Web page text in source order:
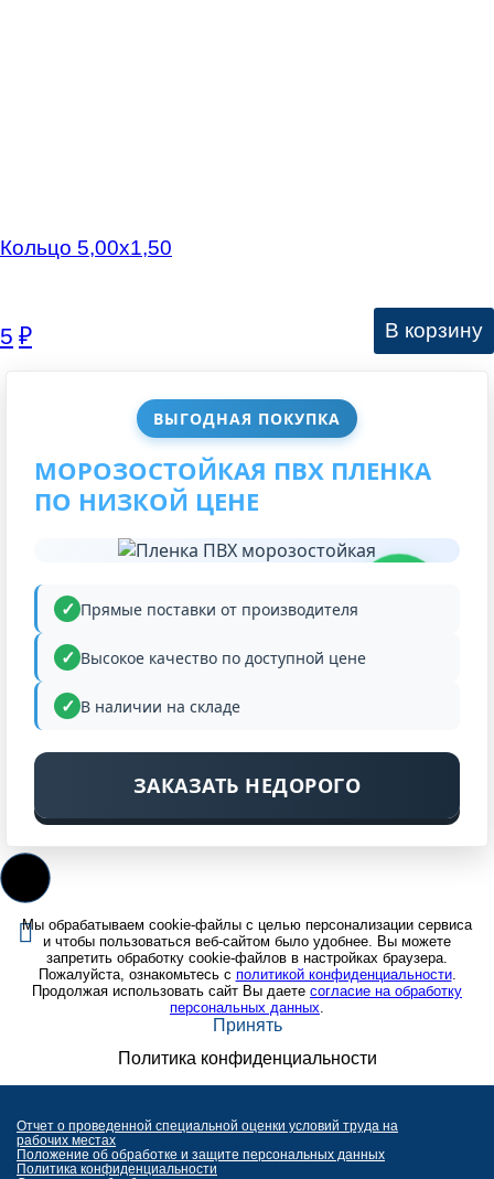
ВЫГОДНАЯ ПОКУПКА
МОРОЗОСТОЙКАЯ ПВХ ПЛЕНКА
ПО НИЗКОЙ ЦЕНЕ
Прямые поставки от производителя
Высокое качество по доступной цене
В наличии на складе
ЗАКАЗАТЬ НЕДОРОГО
Кольцо 5,00х1,50
5 ₽ В корзину
Мы обрабатываем cookie-файлы с целью персонализации сервиса
и чтобы пользоваться веб-сайтом было удобнее. Вы можете
запретить обработку cookie-файлов в настройках браузера.
Пожалуйста, ознакомьтесь с политикой конфиденциальности.
Продолжая использовать сайт Вы даете согласие на обработку
персональных данных.
Принять
Политика конфиденциальности
Отчет о проведенной специальной оценки условий труда на
рабочих местах
Положение об обработке и защите персональных данных
Политика конфиденциальности